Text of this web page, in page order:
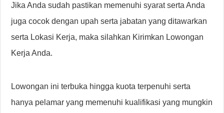
Jika Anda sudah pastikan memenuhi syarat serta Anda
juga cocok dengan upah serta jabatan yang ditawarkan
serta Lokasi Kerja, maka silahkan Kirimkan Lowongan
Kerja Anda.
Lowongan ini terbuka hingga kuota terpenuhi serta
hanya pelamar yang memenuhi kualifikasi yang mungkin